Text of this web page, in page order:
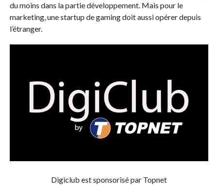
du moins dans la partie développement. Mais pour le
marketing, une startup de gaming doit aussi opérer depuis
l’étranger.
Digiclub est sponsorisé par Topnet